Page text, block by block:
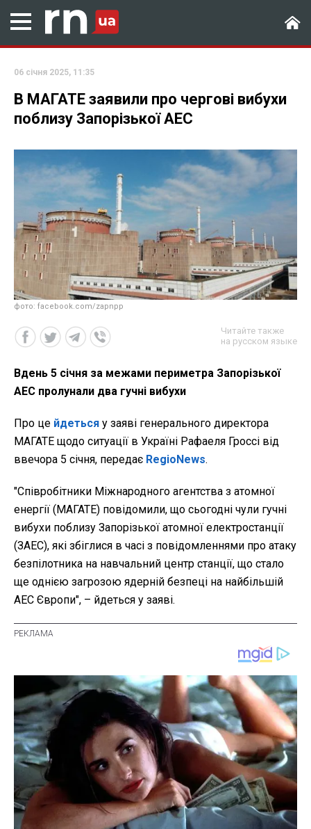
06 січня 2025, 11:35
В МАГАТЕ заявили про чергові вибухи
поблизу Запорізької АЕС
фото: facebook.com/zapnpp
Читайте также
на русском языке
Вдень 5 січня за межами периметра Запорізької
АЕС пролунали два гучні вибухи
Про це йдеться у заяві генерального директора
МАГАТЕ щодо ситуації в Україні Рафаеля Гроссі від
ввечора 5 січня, передає RegioNews.
"Співробітники Міжнародного агентства з атомної
енергії (МАГАТЕ) повідомили, що сьогодні чули гучні
вибухи поблизу Запорізької атомної електростанції
(ЗАЕС), які збіглися в часі з повідомленнями про атаку
безпілотника на навчальний центр станції, що стало
ще однією загрозою ядерній безпеці на найбільшій
АЕС Європи", – йдеться у заяві.